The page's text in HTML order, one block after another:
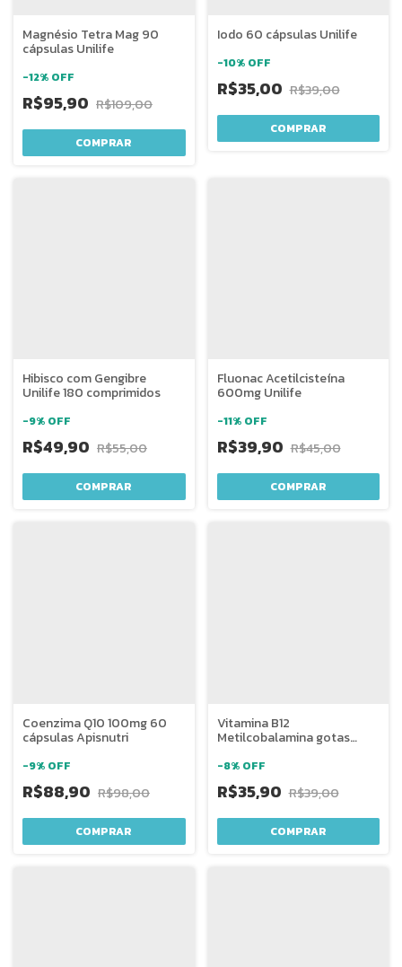
Magnésio Tetra Mag 90
cápsulas Unilife
-12% OFF
R$95,90 R$109,00
Iodo 60 cápsulas Unilife
-10% OFF
R$35,00 R$39,00
Hibisco com Gengibre
Unilife 180 comprimidos
-9% OFF
R$49,90 R$55,00
Fluonac Acetilcisteína
600mg Unilife
-11% OFF
R$39,90 R$45,00
Coenzima Q10 100mg 60
cápsulas Apisnutri
-9% OFF
R$88,90 R$98,00
Vitamina B12
Metilcobalamina gotas
-8% OFF
R$35,90 R$39,00